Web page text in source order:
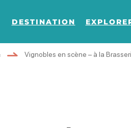
DESTINATION
Vignobles en scène – à la